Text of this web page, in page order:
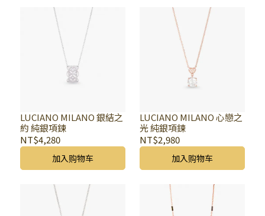
LUCIANO MILANO 銀結之
約 純銀項鍊
NT$4,280
加入购物车
LUCIANO MILANO 心戀之
光 純銀項鍊
NT$2,980
加入购物车